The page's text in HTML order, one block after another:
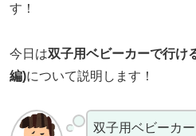
す！
今日は双子用ベビーカーで行け
編)について説明します！
双子用ベビーカ